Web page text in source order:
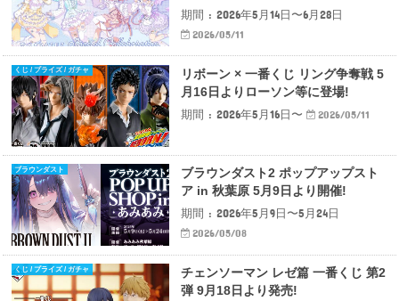
期間 : 2026年5月14日〜6月28日
2026/05/11
くじ / プライズ / ガチャ
リボーン × 一番くじ リング争奪戦 5
月16日よりローソン等に登場!
期間 : 2026年5月16日〜
2026/05/11
ブラウンダスト
ブラウンダスト2 ポップアップスト
ア in 秋葉原 5月9日より開催!
期間 : 2026年5月9日〜5月24日
2026/05/08
くじ / プライズ / ガチャ
チェンソーマン レゼ篇 一番くじ 第2
弾 9月18日より発売!